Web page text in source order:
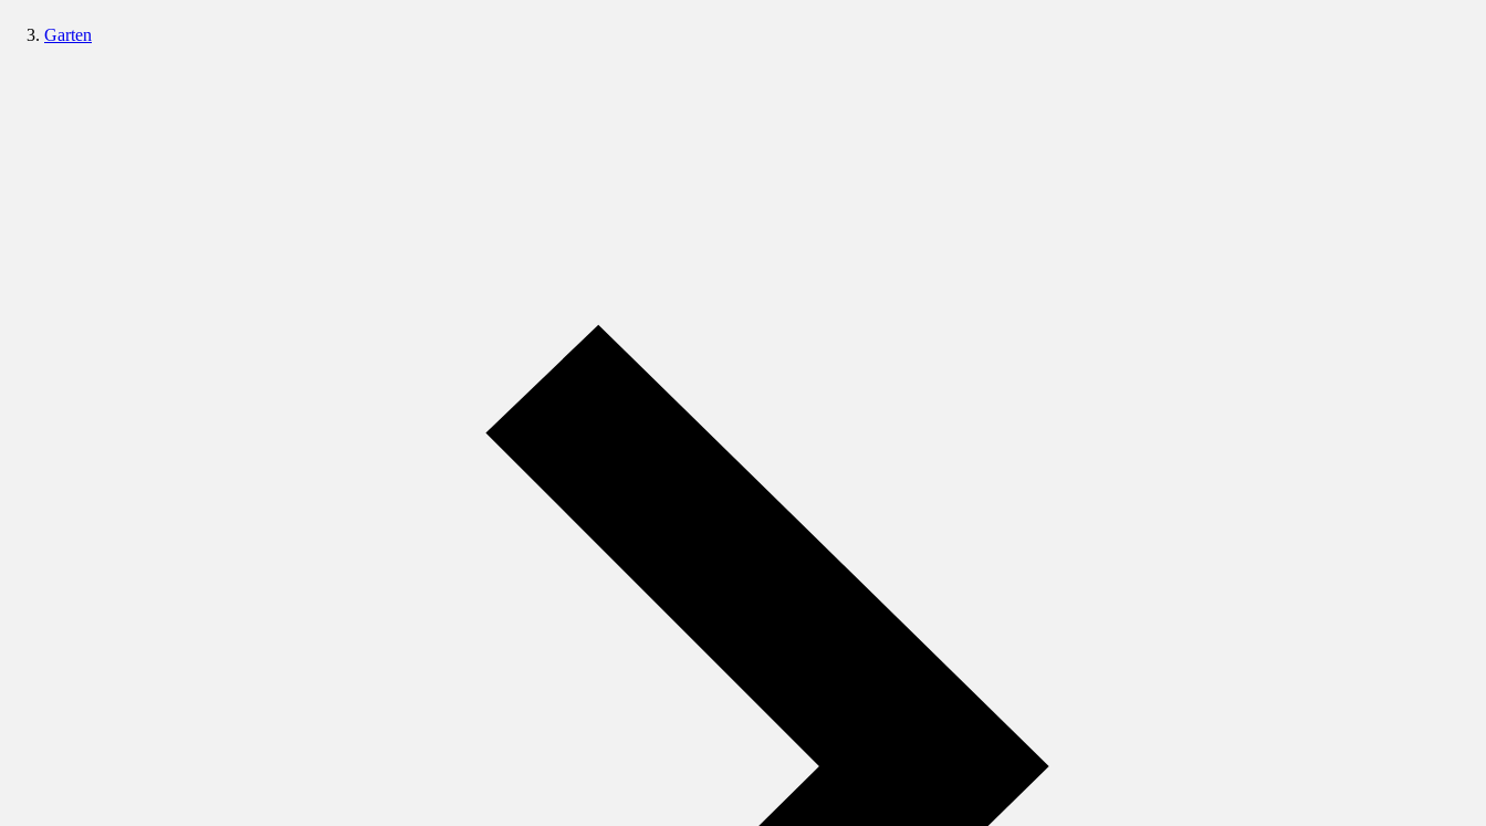
Garten